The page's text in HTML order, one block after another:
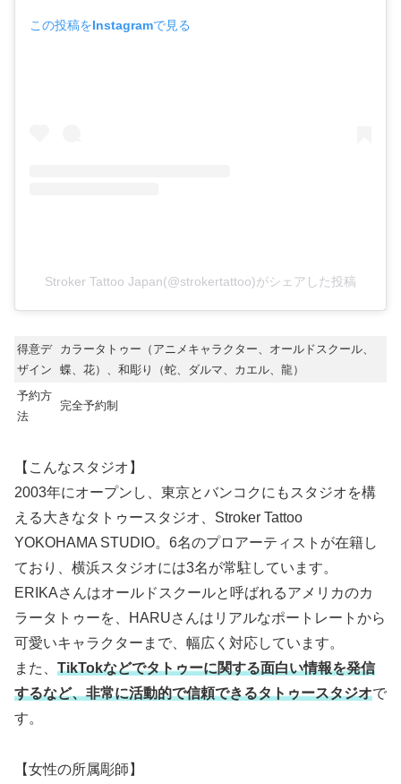
この投稿をInstagramで見る
Stroker Tattoo Japan(@strokertattoo)がシェアした投稿
得意デ
ザイン
カラータトゥー（アニメキャラクター、オールドスクール、
蝶、花）、和彫り（蛇、ダルマ、カエル、龍）
予約方
法
完全予約制
【こんなスタジオ】
2003年にオープンし、東京とバンコクにもスタジオを構
える大きなタトゥースタジオ、Stroker Tattoo
YOKOHAMA STUDIO。6名のプロアーティストが在籍し
ており、横浜スタジオには3名が常駐しています。
ERIKAさんはオールドスクールと呼ばれるアメリカのカ
ラータトゥーを、HARUさんはリアルなポートレートから
可愛いキャラクターまで、幅広く対応しています。
また、 TikTokなどでタトゥーに関する面白い情報を発信
するなど、非常に活動的で信頼できるタトゥースタジオで
す。
【女性の所属彫師】